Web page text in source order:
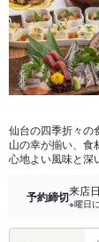
仙台の四季折々の
山の幸が揃い、食
心地よい風味と深
予約締切来店
※曜日